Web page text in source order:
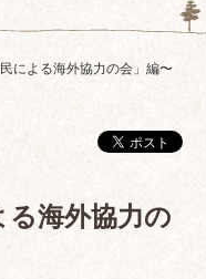
による海外協力の会」編〜
海外協力の